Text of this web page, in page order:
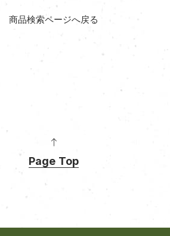
商品検索ページへ戻る
Page Top